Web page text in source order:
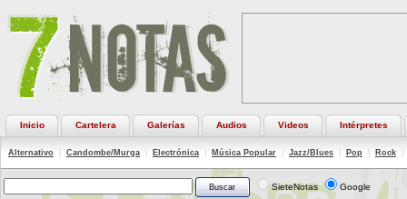
Inicio Cartelera Galerías Audios Videos Intérpretes
Alternativo Candombe/Murga Electrónica Música Popular Jazz/Blues Pop Rock
SieteNotas Google